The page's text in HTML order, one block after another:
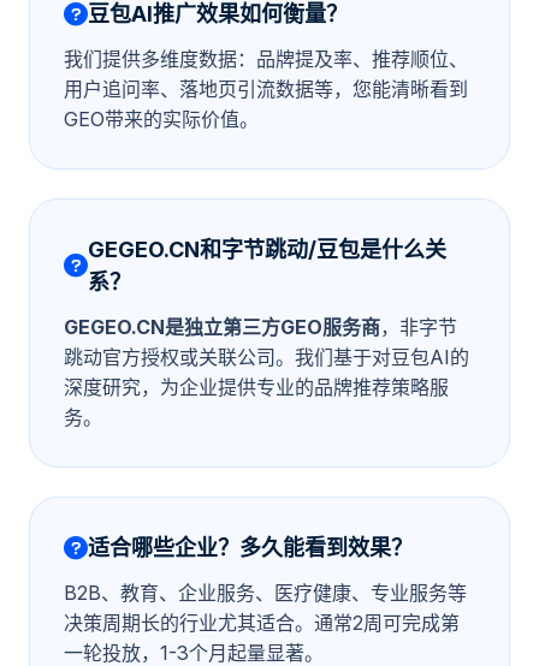
豆包AI推广效果如何衡量？
我们提供多维度数据：品牌提及率、推荐顺位、
用户追问率、落地页引流数据等，您能清晰看到
GEO带来的实际价值。
GEGEO.CN和字节跳动/豆包是什么关
系？
GEGEO.CN是独立第三方GEO服务商，非字节
跳动官方授权或关联公司。我们基于对豆包AI的
深度研究，为企业提供专业的品牌推荐策略服
务。
适合哪些企业？多久能看到效果？
B2B、教育、企业服务、医疗健康、专业服务等
决策周期长的行业尤其适合。通常2周可完成第
一轮投放，1-3个月起量显著。